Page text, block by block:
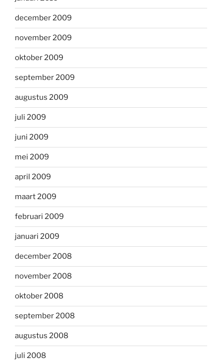
december 2009
november 2009
oktober 2009
september 2009
augustus 2009
juli 2009
juni 2009
mei 2009
april 2009
maart 2009
februari 2009
januari 2009
december 2008
november 2008
oktober 2008
september 2008
augustus 2008
juli 2008